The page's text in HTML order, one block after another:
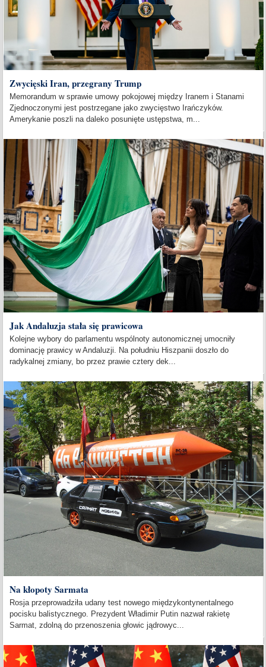
Zwycięski Iran, przegrany Trump
Memorandum w sprawie umowy pokojowej między Iranem i Stanami
Zjednoczonymi jest postrzegane jako zwycięstwo Irańczyków.
Amerykanie poszli na daleko posunięte ustępstwa, m...
Jak Andaluzja stała się prawicowa
Kolejne wybory do parlamentu wspólnoty autonomicznej umocniły
dominację prawicy w Andaluzji. Na południu Hiszpanii doszło do
radykalnej zmiany, bo przez prawie cztery dek...
Na kłopoty Sarmata
Rosja przeprowadziła udany test nowego międzykontynentalnego
pocisku balistycznego. Prezydent Władimir Putin nazwał rakietę
Sarmat, zdolną do przenoszenia głowic jądrowyc...